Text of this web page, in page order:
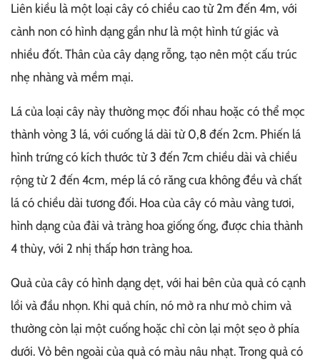
Liên kiều là một loại cây có chiều cao từ 2m đến 4m, với
cành non có hình dạng gần như là một hình tứ giác và
nhiều đốt. Thân của cây dạng rỗng, tạo nên một cấu trúc
nhẹ nhàng và mềm mại.
Lá của loại cây này thường mọc đối nhau hoặc có thể mọc
thành vòng 3 lá, với cuống lá dài từ 0,8 đến 2cm. Phiến lá
hình trứng có kích thước từ 3 đến 7cm chiều dài và chiều
rộng từ 2 đến 4cm, mép lá có răng cưa không đều và chất
lá có chiều dài tương đối. Hoa của cây có màu vàng tươi,
hình dạng của đài và tràng hoa giống ống, được chia thành
4 thùy, với 2 nhị thấp hơn tràng hoa.
Quả của cây có hình dạng dẹt, với hai bên của quả có cạnh
lồi và đầu nhọn. Khi quả chín, nó mở ra như mỏ chim và
thường còn lại một cuống hoặc chỉ còn lại một sẹo ở phía
dưới. Vỏ bên ngoài của quả có màu nâu nhạt. Trong quả có